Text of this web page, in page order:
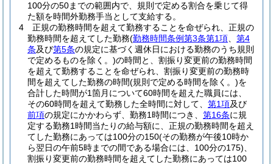
100分の50までの範囲内で、規則で定める割合を乗じて得
た額を時間外勤務手当として支給する。
4
正規の勤務時間を超えて勤務することを命ぜられ、正規の
勤務時間を超えてした勤務(勤務時間条例第3条第1項
第4
条及び第5条の規定に基づく週休日における勤務のうち規則
で定めるものを除く。)の時間と、割振り変更前の勤務時間
を超えて勤務することを命ぜられ、割振り変更前の勤務時
間を超えてした勤務の時間(規則で定める時間を除く。)を
合計した時間が1箇月について60時間を超えた職員には、
その60時間を超えて勤務した全時間に対して、 第1項及び
前項の規定にかかわらず、勤務1時間につき、 第16条に規
定する勤務1時間当たりの給与額に、正規の勤務時間を超え
てした勤務にあっては100分の150(その勤務が午後10時か
ら翌日の午前5時までの間である場合には、100分の175)
割振り変更前の勤務時間を超えてした勤務にあっては100